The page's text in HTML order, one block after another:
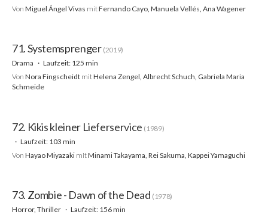
Von Miguel Ángel Vivas mitFernando Cayo, Manuela Vellés, Ana Wagener
71. Systemsprenger (2019)
Drama
Laufzeit: 125 min
Von Nora Fingscheidt mitHelena Zengel, Albrecht Schuch, Gabriela Maria
Schmeide
72. Kikis kleiner Lieferservice (1989)
Laufzeit: 103 min
Von Hayao Miyazaki mitMinami Takayama, Rei Sakuma, Kappei Yamaguchi
73. Zombie - Dawn of the Dead (1978)
Horror, Thriller
Laufzeit: 156 min